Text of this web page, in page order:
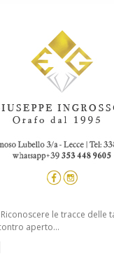
Riconoscere le tracce delle
aperto...